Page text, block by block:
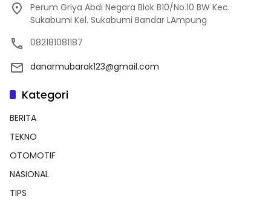
Perum Griya Abdi Negara Blok B10/No.10 BW Kec.
Sukabumi Kel. Sukabumi Bandar LAmpung
082181081187
danarmubarak123@gmail.com
Kategori
BERITA
TEKNO
OTOMOTIF
NASIONAL
TIPS